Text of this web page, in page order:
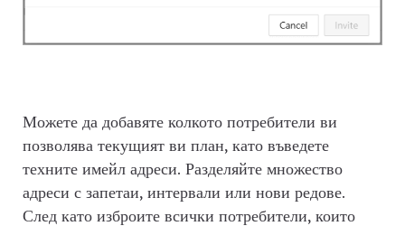
Можете да добавяте колкото потребители ви
позволява текущият ви план, като въведете
техните имейл адреси. Разделяйте множество
адреси с запетаи, интервали или нови редове.
След като изброите всички потребители, които